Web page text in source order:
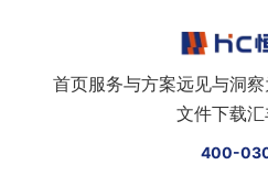
首页服务与方案远见与洞察
文件下载
400-